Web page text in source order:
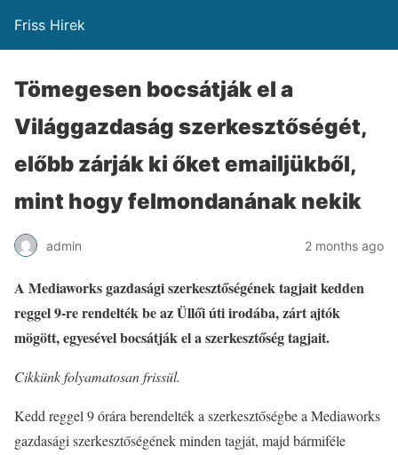
Friss Hirek
Tömegesen bocsátják el a
Világgazdaság szerkesztőségét,
előbb zárják ki őket emailjükből,
mint hogy felmondanának nekik
admin 2 months ago
A Mediaworks gazdasági szerkesztőségének tagjait kedden
reggel 9-re rendelték be az Üllői úti irodába, zárt ajtók
mögött, egyesével bocsátják el a szerkesztőség tagjait.
Cikkünk folyamatosan frissül.
Kedd reggel 9 órára berendelték a szerkesztőségbe a Mediaworks
gazdasági szerkesztőségének minden tagját, majd bármiféle